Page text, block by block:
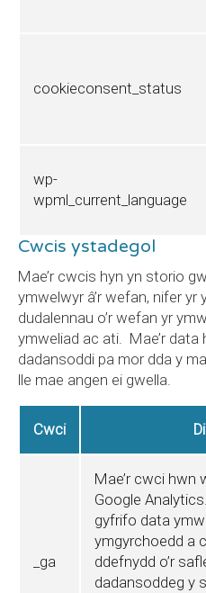
cookieconsent_status
wp-
wpml_current_language
Cwcis ystadegol
Mae’r cwcis hyn yn storio
ymwelwyr â’r wefan, nifer yr
dudalennau o’r wefan yr
ymweliad ac ati. Mae’r data
dadansoddi pa mor dda y
lle mae angen ei gwella.
Cwci
_ga
Mae’r cwci hwn
Google
gyfrifo data
ymgyrchoedd a
ddefnydd o’r
dadansoddeg y